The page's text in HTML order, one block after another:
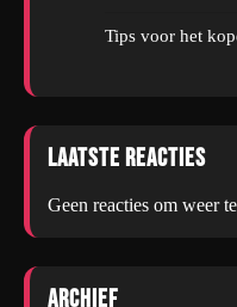
Tips voor het
Laatste reacties
Geen reacties om weer
Archief